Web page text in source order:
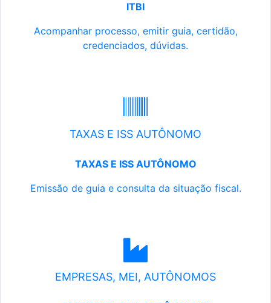
ITBI
Acompanhar processo, emitir guia, certidão,
credenciados, dúvidas.
TAXAS E ISS AUTÔNOMO
TAXAS E ISS AUTÔNOMO
Emissão de guia e consulta da situação fiscal.
EMPRESAS, MEI, AUTÔNOMOS